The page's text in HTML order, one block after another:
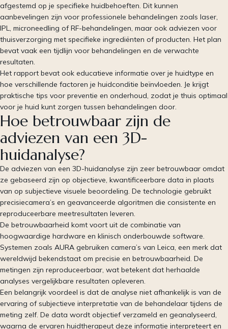
afgestemd op je specifieke huidbehoeften. Dit kunnen
aanbevelingen zijn voor professionele behandelingen zoals laser,
IPL, microneedling of RF-behandelingen, maar ook adviezen voor
thuisverzorging met specifieke ingrediënten of producten. Het plan
bevat vaak een tijdlijn voor behandelingen en de verwachte
resultaten.
Het rapport bevat ook educatieve informatie over je huidtype en
hoe verschillende factoren je huidconditie beïnvloeden. Je krijgt
praktische tips voor preventie en onderhoud, zodat je thuis optimaal
voor je huid kunt zorgen tussen behandelingen door.
Hoe betrouwbaar zijn de
adviezen van een 3D-
huidanalyse?
De adviezen van een 3D-huidanalyse zijn zeer betrouwbaar omdat
ze gebaseerd zijn op objectieve, kwantificeerbare data in plaats
van op subjectieve visuele beoordeling. De technologie gebruikt
precisiecamera’s en geavanceerde algoritmen die consistente en
reproduceerbare meetresultaten leveren.
De betrouwbaarheid komt voort uit de combinatie van
hoogwaardige hardware en klinisch onderbouwde software.
Systemen zoals AURA gebruiken camera’s van Leica, een merk dat
wereldwijd bekendstaat om precisie en betrouwbaarheid. De
metingen zijn reproduceerbaar, wat betekent dat herhaalde
analyses vergelijkbare resultaten opleveren.
Een belangrijk voordeel is dat de analyse niet afhankelijk is van de
ervaring of subjectieve interpretatie van de behandelaar tijdens de
meting zelf. De data wordt objectief verzameld en geanalyseerd,
waarna de ervaren huidtherapeut deze informatie interpreteert en